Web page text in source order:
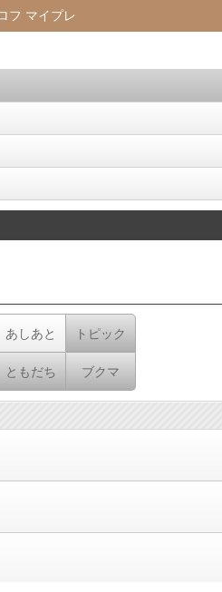
フ マイプレ
あしあと トピック
ともだち ブクマ